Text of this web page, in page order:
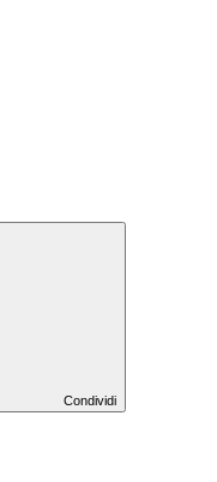
Condividi